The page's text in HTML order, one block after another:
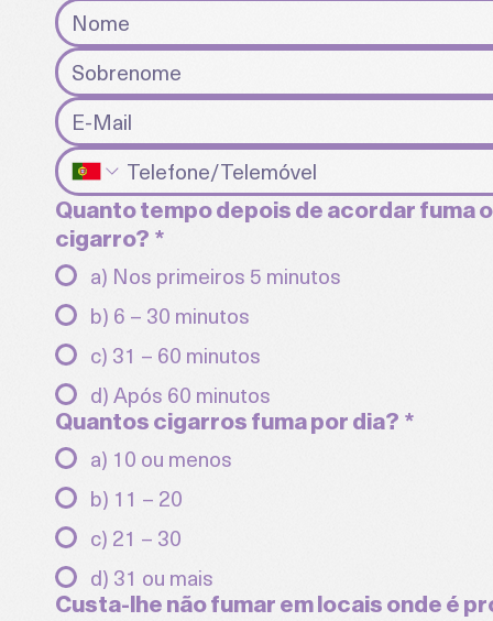
Quanto tempo depois de acordar fuma
cigarro? *
a) Nos primeiros 5 minutos
b) 6 – 30 minutos
c) 31 – 60 minutos
d) Após 60 minutos
Quantos cigarros fuma por dia? *
a) 10 ou menos
b) 11 – 20
c) 21 – 30
d) 31 ou mais
Custa-lhe não fumar em locais onde é